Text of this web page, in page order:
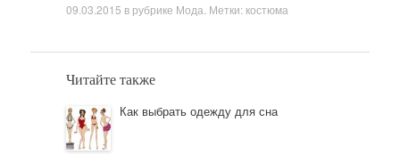
09.03.2015 в рубрике Мода . Метки: костюма
Читайте также
Как выбрать одежду для сна